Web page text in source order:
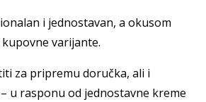
i jednostavan, a okusom
varijante.
za pripremu doručka, ali i
u rasponu od jednostavne kreme